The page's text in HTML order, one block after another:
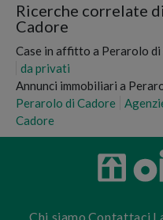
Ricerche correlate
Cadore
Case in affitto a Perarolo di
da privati
Annunci immobiliari a
Perarolo di Cadore
Cadore
Chi siamo Contattaci